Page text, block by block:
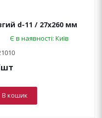
d-11 / 27х260 мм
Є в наявності: Київ
В кошик